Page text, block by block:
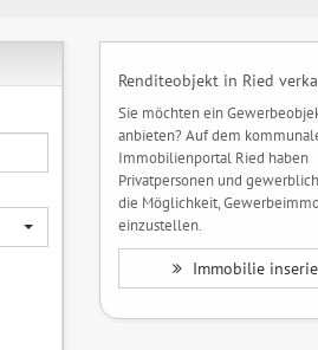
Renditeobjekt in Ried
Sie möchten ein
anbieten? Auf dem
Immobilienportal Ried haben
Privatpersonen und
die Möglichkeit,
einzustellen.
Immobilie